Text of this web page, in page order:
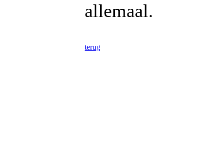
allemaal.
terug